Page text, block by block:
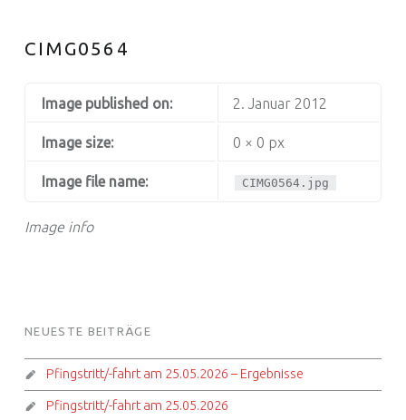
CIMG0564
Image info
Image published on: 2. Januar 2012
Image size: 0 × 0 px
Image file name: CIMG0564.jpg
FOOTER SIDEBAR
NEUESTE BEITRÄGE
Pfingstritt/-fahrt am 25.05.2026 – Ergebnisse
Pfingstritt/-fahrt am 25.05.2026